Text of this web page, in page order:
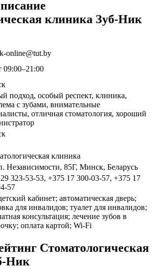
клиника Зуб-Ник
online@tut.by
09:00–21:00
подход, особый респект, клиника,
с зубами, внимательные
отличная стоматология, хороший
клиника
Независимости, 85Г, Минск, Беларусь
323-53-53, +375 17 300-03-57, +375 17
57
кабинет; автоматическая дверь;
для инвалидов; туалет для инвалидов;
консультация; лечение зубов в
оплата картой; Wi-Fi
Стоматологическая
Ник